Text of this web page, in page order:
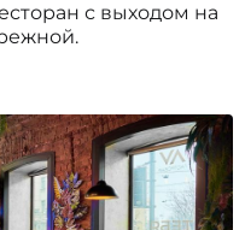
с выходом на